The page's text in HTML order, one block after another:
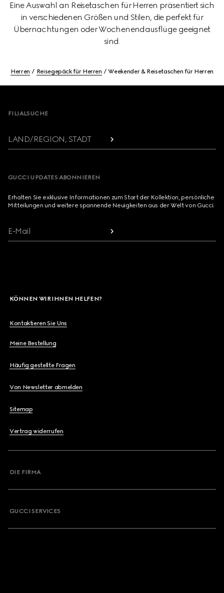
Eine Auswahl an Reisetaschen für Herren präsentiert sich
in verschiedenen Größen und Stilen, die perfekt für
Übernachtungen oder Wochenendausflüge geeignet
sind.
Herren Reisegepäck für Herren Weekender & Reisetaschen für Herren
FILIALSUCHE
LAND/REGION, STADT
GUCCI UPDATES ABONNIEREN
Erhalten Sie exklusive Informationen zum Start der Kollektion, persönliche
Mitteilungen und weitere spannende Neuigkeiten aus der Welt von Gucci.
E-Mail
KÖNNEN WIR IHNEN HELFEN?
Kontaktieren Sie Uns
Meine Bestellung
Häufig gestellte Fragen
Von Newsletter abmelden
Sitemap
Vertrag widerrufen
DIE FIRMA
GUCCI SERVICES